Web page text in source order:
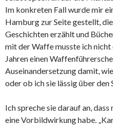
Im konkreten Fall wurde mir
Hamburg zur Seite gestellt,
Geschichten erzählt und
mit der Waffe musste ich
Jahren einen
Auseinandersetzung damit,
oder ob ich sie lässig über den
Ich spreche sie darauf an,
eine Vorbildwirkung habe.